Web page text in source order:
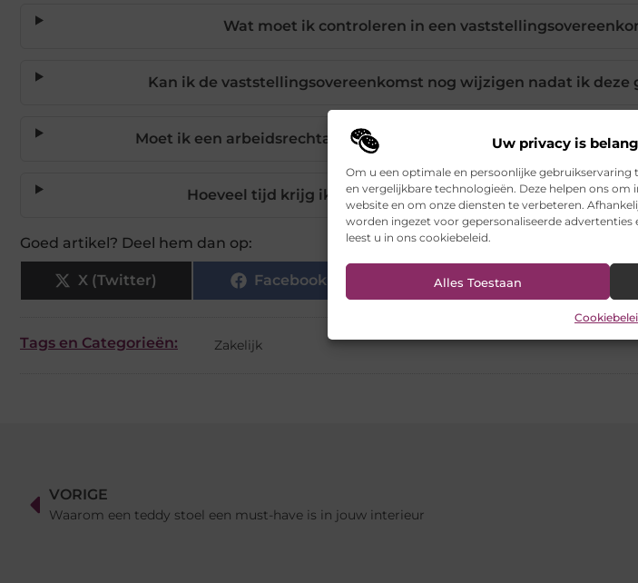
Uw privacy is
Om u een optimale en persoonlijke
en vergelijkbare technologieën. Deze helpen ons
website en om onze diensten te verbeteren.
worden ingezet voor gepersonaliseerde advertenties
leest u in ons cookiebeleid.
Alles Toestaan
Wat moet ik controleren in een
Kan ik de vaststellingsovereenkomst nog wijzigen nadat ik deze
Moet ik een arbeidsrechtadvocaat inschakelen voor de
Hoeveel tijd krijg ik om de vaststellingsovereenkomst te
Goed artikel? Deel hem dan op:
X (Twitter) Facebook Pinterest
Tags en Categorieën: Zakelijk
VORIGE
Waarom een teddy stoel een must-have is in jouw interieur